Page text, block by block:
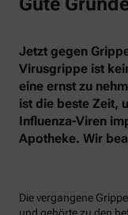
Jetzt gegen
Virusgrippe ist
eine ernst zu
ist die beste Zeit,
Influenza-Viren
Apotheke. Wir
Die vergangene
und gehörte zu den